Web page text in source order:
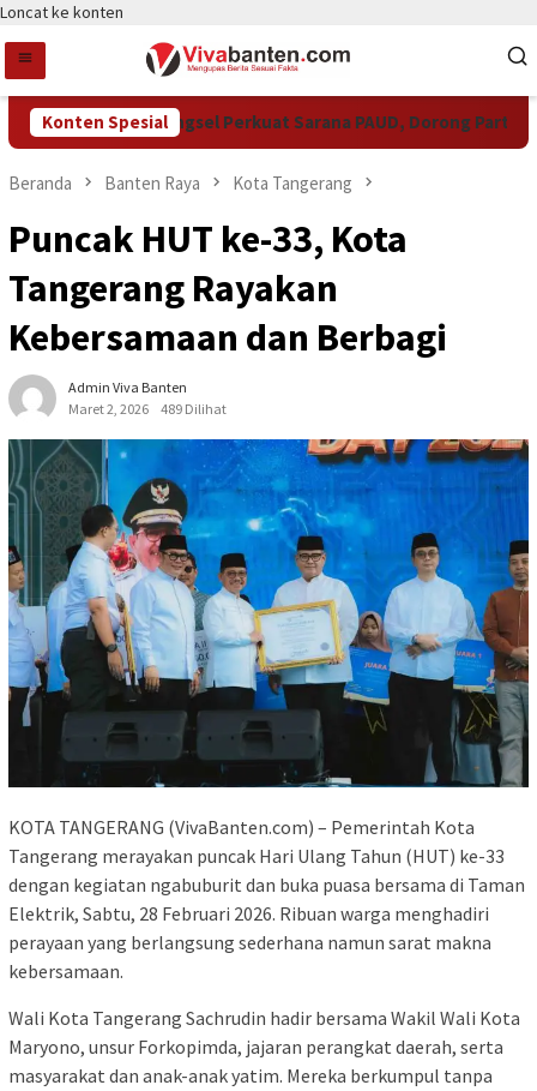
Loncat ke konten
Konten Spesial
Pemkot Tangsel Perkuat Sarana PAUD, Dorong Partisipasi
Beranda Banten Raya Kota Tangerang
Puncak HUT ke-33, Kota
Tangerang Rayakan
Kebersamaan dan Berbagi
Admin Viva Banten
Maret 2, 2026
489 Dilihat
KOTA TANGERANG (VivaBanten.com) – Pemerintah Kota
Tangerang merayakan puncak Hari Ulang Tahun (HUT) ke-33
dengan kegiatan ngabuburit dan buka puasa bersama di Taman
Elektrik, Sabtu, 28 Februari 2026. Ribuan warga menghadiri
perayaan yang berlangsung sederhana namun sarat makna
kebersamaan.
Wali Kota Tangerang Sachrudin hadir bersama Wakil Wali Kota
Maryono, unsur Forkopimda, jajaran perangkat daerah, serta
masyarakat dan anak-anak yatim. Mereka berkumpul tanpa